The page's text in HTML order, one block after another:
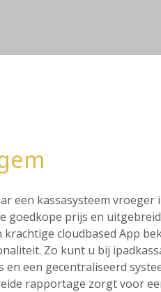
een kassasysteem
goedkope prijs en
cloudbased App
Zo kunt u bij
en een gecentraliseerd
rapportage zorgt voor